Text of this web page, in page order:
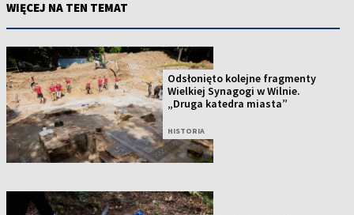
WIĘCEJ NA TEN TEMAT
Odsłonięto kolejne fragmenty
Wielkiej Synagogi w Wilnie.
„Druga katedra miasta”
HISTORIA